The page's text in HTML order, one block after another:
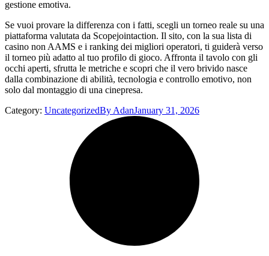
gestione emotiva.
Se vuoi provare la differenza con i fatti, scegli un torneo reale su una
piattaforma valutata da Scopejointaction. Il sito, con la sua lista di
casino non AAMS e i ranking dei migliori operatori, ti guiderà verso
il torneo più adatto al tuo profilo di gioco. Affronta il tavolo con gli
occhi aperti, sfrutta le metriche e scopri che il vero brivido nasce
dalla combinazione di abilità, tecnologia e controllo emotivo, non
solo dal montaggio di una cinepresa.
Category: UncategorizedBy AdanJanuary 31, 2026